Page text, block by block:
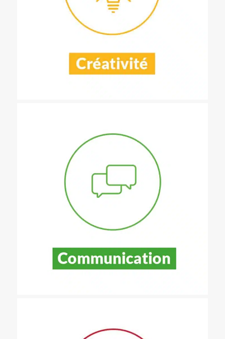
différentes, nouvelles et les matérialiser à travers divers supports
(prototypes, robotiques, artistiques…)
Présenter les pistes de solutions ou productions cocrées, les
valoriser auprès d’un public et recueillir un feed-back pour
progresser et essaimer auprès d’autres.